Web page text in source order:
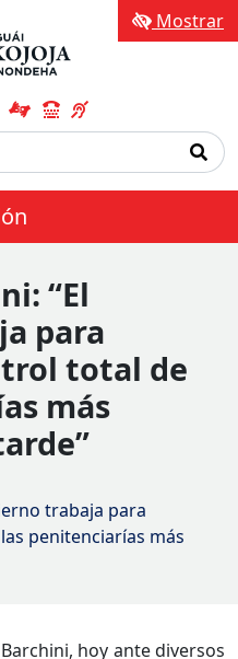
Mostrar
“El
para
total de
más
trabaja para
penitenciarías más
hoy ante diversos